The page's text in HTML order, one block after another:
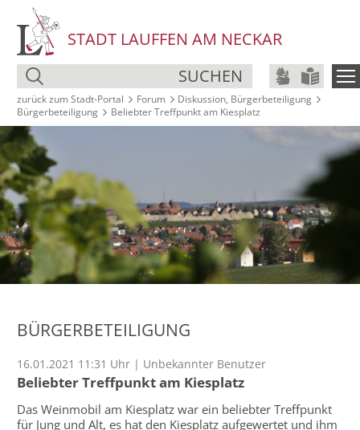
STADT LAUFFEN AM NECKAR
SUCHEN
zurück zum Stadt‑Portal Forum
Diskussion, Bürgerbeteiligung
Bürgerbeteiligung
Beliebter Treffpunkt am Kiesplatz
BÜRGERBETEILIGUNG
16.01.2021 11:31 Uhr | Unbekannter Benutzer
Beliebter Treffpunkt am Kiesplatz
Das Weinmobil am Kiesplatz war ein beliebter Treffpunkt
für Jung und Alt, es hat den Kiesplatz aufgewertet und ihm